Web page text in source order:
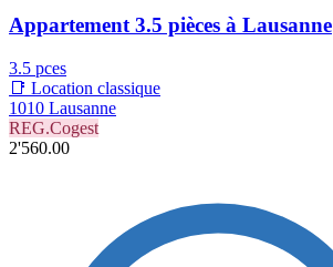
Appartement 3.5 pièces à Lausanne
3.5 pces
📑 Location classique
1010 Lausanne
REG.Cogest
2'560.00